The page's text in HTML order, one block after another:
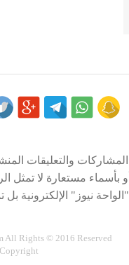
المشاركات والتعليقات
أو بأسماء مستعارة لا تمثل
"الواحة نيوز" الإلكترونية
All Rights © 2016 Reserved
Copyright